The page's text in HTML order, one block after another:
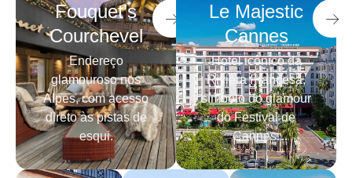
Fouquet’s
Courchevel
Endereço
glamouroso nos
Alpes, com acesso
direto às pistas de
esqui.
Le Majestic
Cannes
Hotel icônico da
Riviera Francesa,
símbolo do glamour
do Festival de
Cannes.